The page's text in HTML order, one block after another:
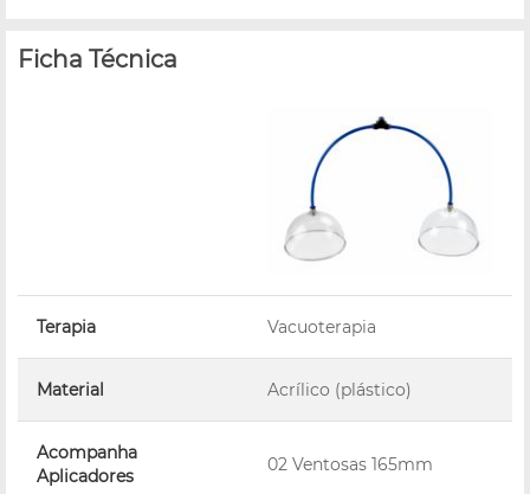
Ficha Técnica
Terapia Vacuoterapia
Material Acrílico (plástico)
Acompanha
Aplicadores
02 Ventosas 165mm